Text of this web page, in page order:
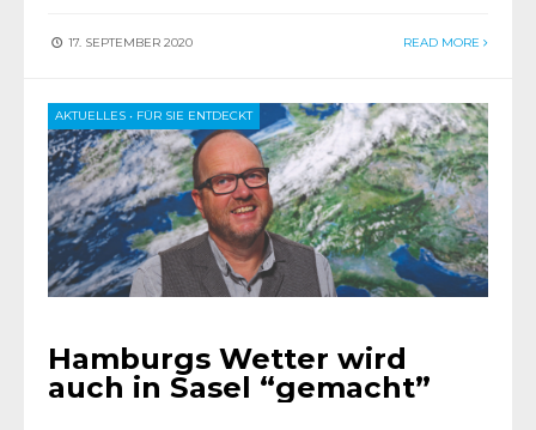
17. SEPTEMBER 2020 READ MORE
AKTUELLES • FÜR SIE ENTDECKT
Hamburgs Wetter wird
auch in Sasel “gemacht”